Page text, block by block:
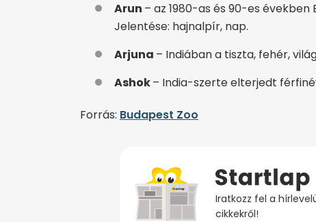
Arun – az 1980-as és 90-es
Jelentése: hajnalpír, nap.
Arjuna – Indiában a tiszta, fehér,
Ashok– India-szerte elterjedt
Forrás: Budapest Zoo
Iratkozz fel a
cikkekről!